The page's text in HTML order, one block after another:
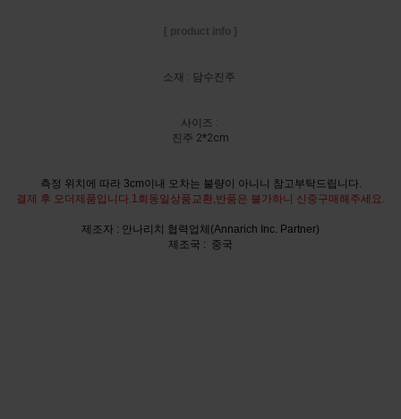
[ product info ]
소재 : 담수진주
사이즈 :
진주 2*2cm
측정 위치에 따라 3cm이내 오차는 불량이 아니니 참고부탁드립니다.
결제 후 오더제품입니다.1회동일상품교환,반품은 불가하니 신중구매해주세요.
제조자 : 안나리치 협력업체(Annarich Inc. Partner)
제조국 : 중국